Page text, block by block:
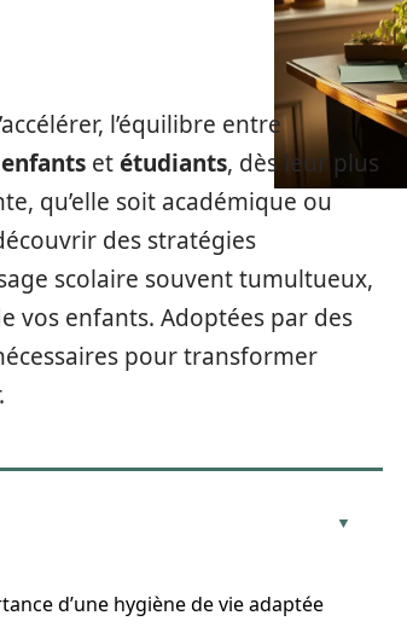
l’équilibre entre
enfants etétudiants, dès leur plus
qu’elle soit académique ou
des stratégies
scolaire souvent tumultueux,
vos enfants. Adoptées par des
pour transformer
d’une hygiène de vie adaptée